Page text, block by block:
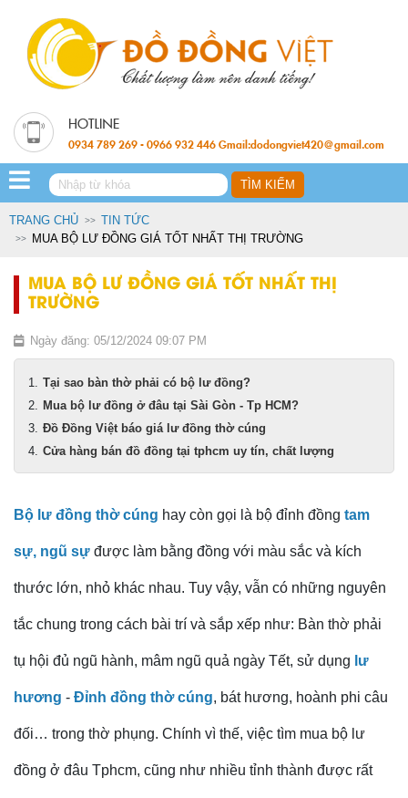
0934 789 269 - 0966 932 446 Gmail:dodongviet420@gmail.com
TRANG CHỦ
TIN TỨC
MUA BỘ LƯ ĐỒNG GIÁ TỐT NHẤT THỊ TRƯỜNG
MUA BỘ LƯ ĐỒNG GIÁ TỐT NHẤT THỊ
TRƯỜNG
Ngày đăng: 05/12/2024 09:07 PM
Tại sao bàn thờ phải có bộ lư đồng?
Mua bộ lư đồng ở đâu tại Sài Gòn - Tp HCM?
Đồ Đồng Việt báo giá lư đồng thờ cúng
Cửa hàng bán đồ đồng tại tphcm uy tín, chất lượng
Bộ lư đồng thờ cúng hay còn gọi là bộ đỉnh đồng tam
sự, ngũ sự được làm bằng đồng với màu sắc và kích
thước lớn, nhỏ khác nhau. Tuy vậy, vẫn có những nguyên
tắc chung trong cách bài trí và sắp xếp như: Bàn thờ phải
tụ hội đủ ngũ hành, mâm ngũ quả ngày Tết, sử dụng lư
hương - Đỉnh đồng thờ cúng, bát hương, hoành phi câu
đối… trong thờ phụng. Chính vì thế, việc tìm mua bộ lư
đồng ở đâu Tphcm, cũng như nhiều tỉnh thành được rất